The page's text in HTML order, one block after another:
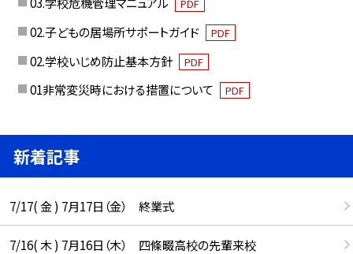
PDF
02.子どもの居場所サポートガイド PDF
02.学校いじめ防止基本方針 PDF
01非常変災時における措置について PDF
新着記事
7/17( 金 ) 7月17日（金） 終業式
7/16( 木 ) 7月16日（木） 四條畷高校の先輩来校